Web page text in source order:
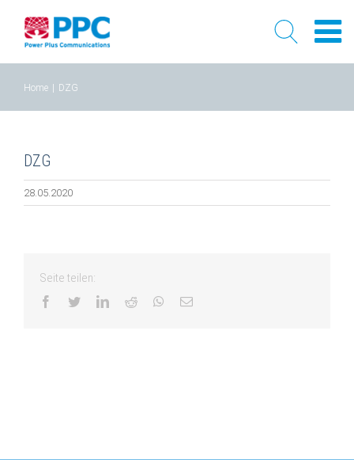
content
Home DZG
DZG
28.05.2020
Seite teilen:
facebooktwitterlinkedinreddit whatsappEmail